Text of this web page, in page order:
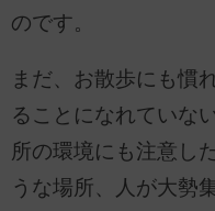
のです。
まだ、お散歩にも慣
ることになれていな
所の環境にも注意し
うな場所、人が大勢